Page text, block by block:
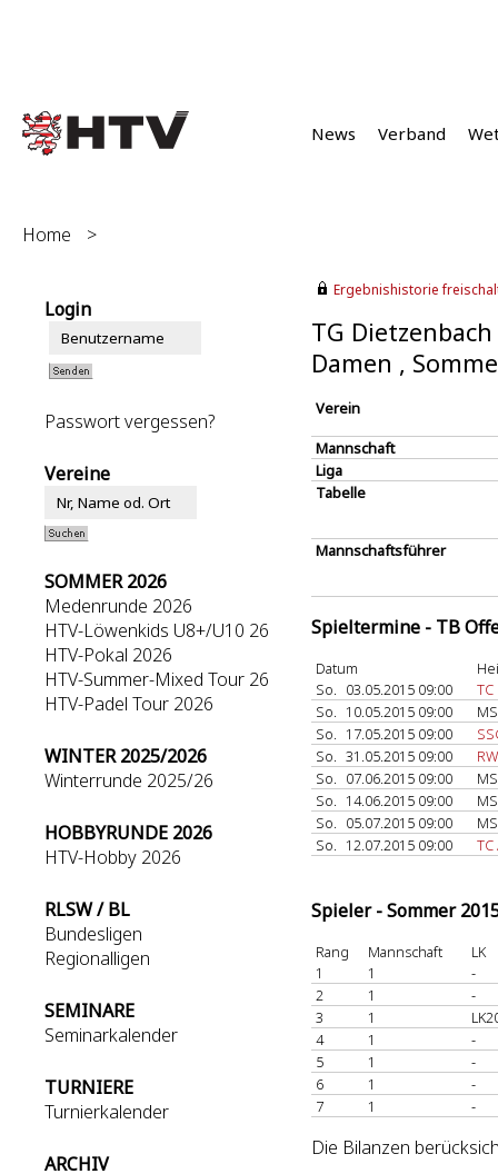
News Verband
Home >
Login
Passwort vergessen?
Vereine
SOMMER 2026
Medenrunde 2026
HTV-Löwenkids U8+/U10 26
HTV-Pokal 2026
HTV-Summer-Mixed Tour 26
HTV-Padel Tour 2026
WINTER 2025/2026
Winterrunde 2025/26
HOBBYRUNDE 2026
HTV-Hobby 2026
RLSW / BL
Bundesligen
Regionalligen
SEMINARE
Seminarkalender
TURNIERE
Turnierkalender
ARCHIV
Ergebnishistorie
TG Dietzenbach
Damen ,
Verein
Mannschaft
Liga
Tabelle
Mannschaftsführer
Spieltermine - TB
Datum
So. 03.05.2015 09:00
So. 10.05.2015 09:00
So. 17.05.2015 09:00
So. 31.05.2015 09:00
So. 07.06.2015 09:00
So. 14.06.2015 09:00
So. 05.07.2015 09:00
So. 12.07.2015 09:00
Spieler - Sommer
Rang Mannschaft
LK
1
1
-
2
1
-
3
1
4
1
-
5
1
-
6
1
-
7
1 -
Die Bilanzen